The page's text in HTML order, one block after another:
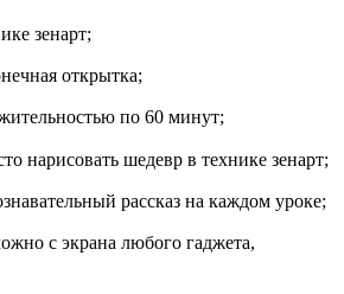
зенарт;
открытка;
по 60 минут;
нарисовать шедевр в технике зенарт;
рассказ на каждом уроке;
с экрана любого гаджета,